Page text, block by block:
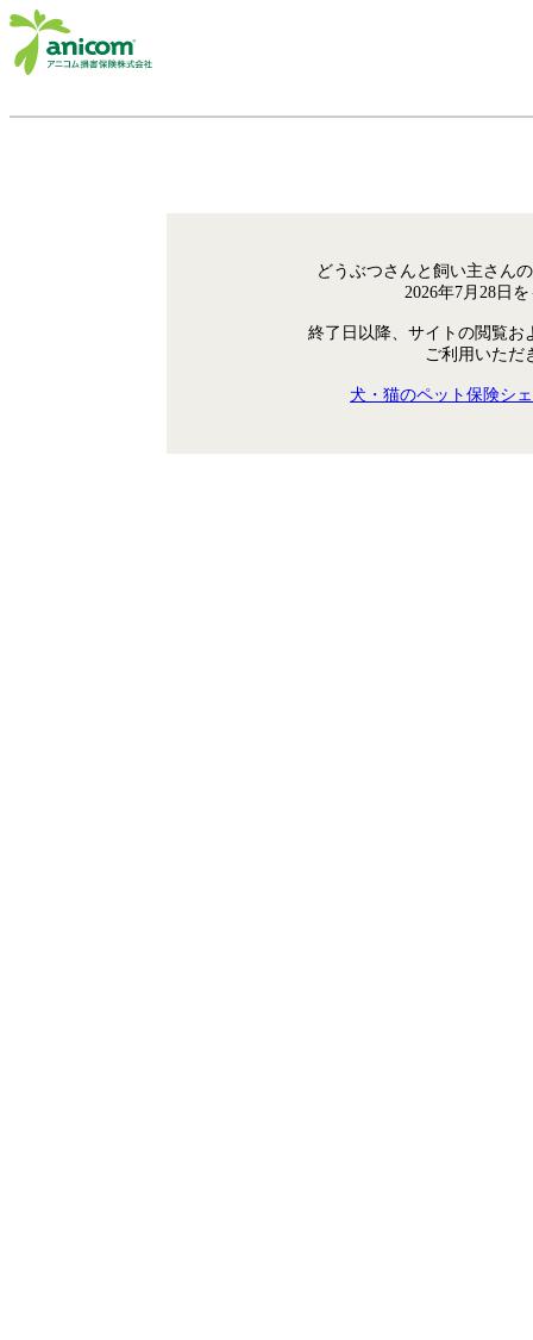
どうぶつさんと飼い主さん
2026年7月28日
終了日以降、サイトの閲覧お
ご利用いただ
犬・猫のペット保険シ